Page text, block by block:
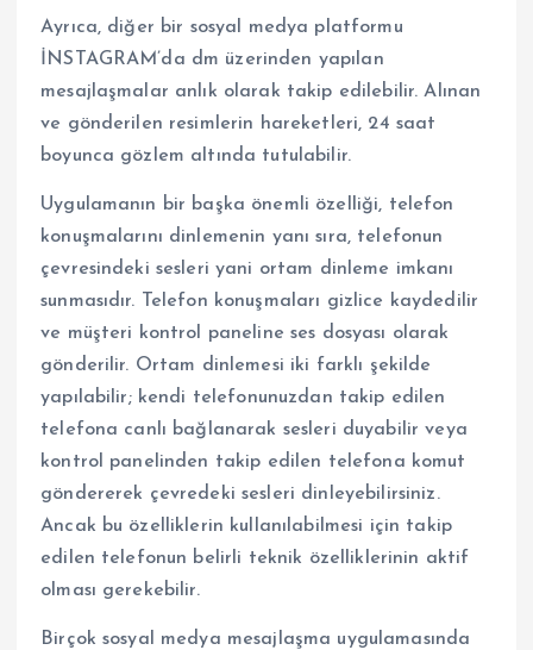
Ayrıca, diğer bir sosyal medya platformu
İNSTAGRAM’da dm üzerinden yapılan
mesajlaşmalar anlık olarak takip edilebilir. Alınan
ve gönderilen resimlerin hareketleri, 24 saat
boyunca gözlem altında tutulabilir.
Uygulamanın bir başka önemli özelliği, telefon
konuşmalarını dinlemenin yanı sıra, telefonun
çevresindeki sesleri yani ortam dinleme imkanı
sunmasıdır. Telefon konuşmaları gizlice kaydedilir
ve müşteri kontrol paneline ses dosyası olarak
gönderilir. Ortam dinlemesi iki farklı şekilde
yapılabilir; kendi telefonunuzdan takip edilen
telefona canlı bağlanarak sesleri duyabilir veya
kontrol panelinden takip edilen telefona komut
göndererek çevredeki sesleri dinleyebilirsiniz.
Ancak bu özelliklerin kullanılabilmesi için takip
edilen telefonun belirli teknik özelliklerinin aktif
olması gerekebilir.
Birçok sosyal medya mesajlaşma uygulamasında